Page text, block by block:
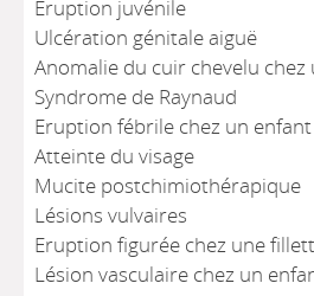
Eruption juvénile
Ulcération génitale aiguë
Anomalie du cuir chevelu chez
Syndrome de Raynaud
Eruption fébrile chez un enfant
Atteinte du visage
Mucite postchimiothérapique
Lésions vulvaires
Eruption figurée chez une
Lésion vasculaire chez un